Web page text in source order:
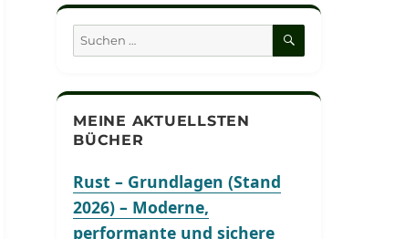
Suchen
nach:
SUCHEN
MEINE AKTUELLSTEN
BÜCHER
Rust – Grundlagen (Stand
2026) – Moderne,
performante und sichere